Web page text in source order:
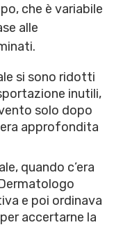
che è variabile
alle
si sono ridotti
inutili,
solo dopo
approfondita
quando c’era
e poi ordinava
accertarne la